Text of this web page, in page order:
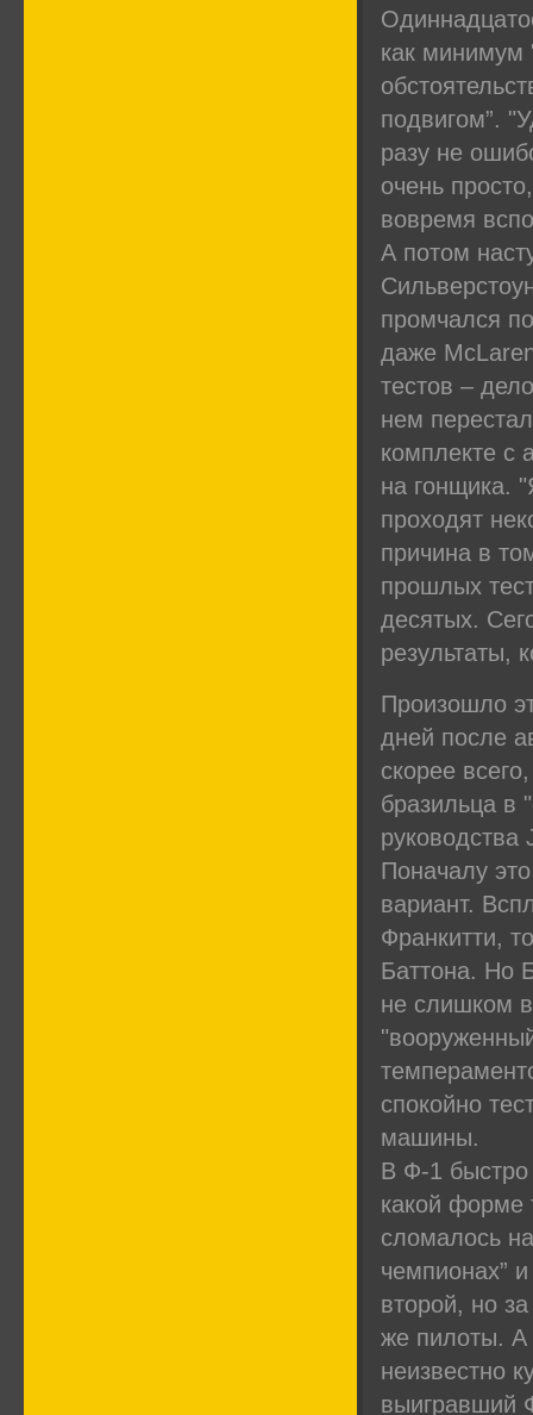
как минимум
подвигом”.
разу не
очень
вовремя
А потом
промчался
даже
тестов –
нем
комплекте с
на гонщика.
проходят
причина в
прошлых
десятых.
результаты,
Произошло
дней после
скорее
бразильца в
руководства
Поначалу
вариант.
Франкитти,
Баттона. Но
не слишком
спокойно
машины.
В Ф-1
какой форме
сломалось
чемпионах”
второй, но
же пилоты. А
неизвестно
выигравший